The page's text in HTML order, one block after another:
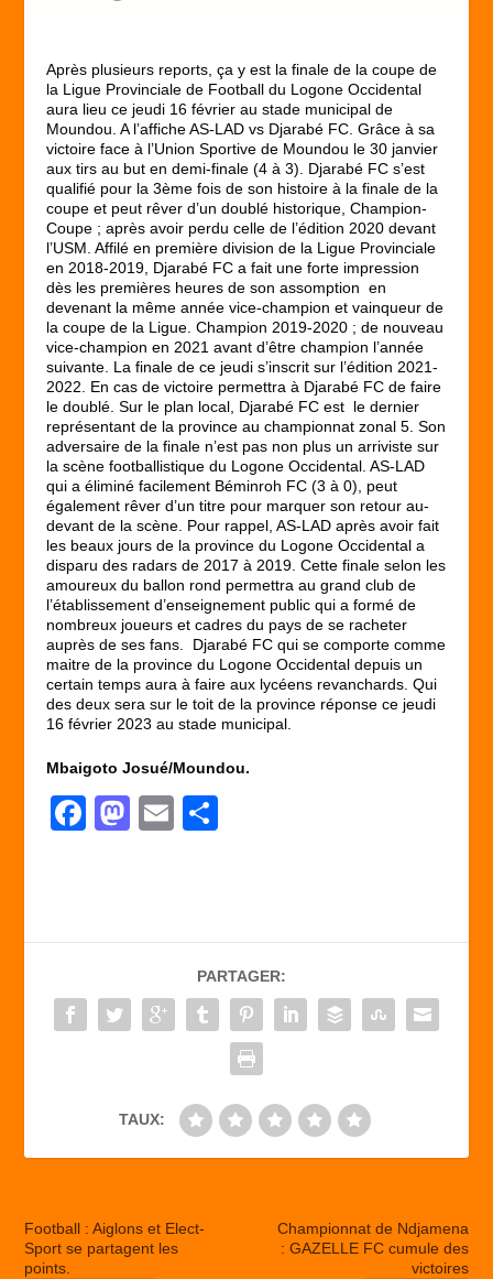
Après plusieurs reports, ça y est la finale de la coupe de
la Ligue Provinciale de Football du Logone Occidental
aura lieu ce jeudi 16 février au stade municipal de
Moundou. A l’affiche AS-LAD vs Djarabé FC. Grâce à sa
victoire face à l’Union Sportive de Moundou le 30 janvier
aux tirs au but en demi-finale (4 à 3). Djarabé FC s’est
qualifié pour la 3ème fois de son histoire à la finale de la
coupe et peut rêver d’un doublé historique, Champion-
Coupe ; après avoir perdu celle de l’édition 2020 devant
l’USM. Affilé en première division de la Ligue Provinciale
en 2018-2019, Djarabé FC a fait une forte impression
dès les premières heures de son assomption en
devenant la même année vice-champion et vainqueur de
la coupe de la Ligue. Champion 2019-2020 ; de nouveau
vice-champion en 2021 avant d’être champion l’année
suivante. La finale de ce jeudi s’inscrit sur l’édition 2021-
2022. En cas de victoire permettra à Djarabé FC de faire
le doublé. Sur le plan local, Djarabé FC est le dernier
représentant de la province au championnat zonal 5. Son
adversaire de la finale n’est pas non plus un arriviste sur
la scène footballistique du Logone Occidental. AS-LAD
qui a éliminé facilement Béminroh FC (3 à 0), peut
également rêver d’un titre pour marquer son retour au-
devant de la scène. Pour rappel, AS-LAD après avoir fait
les beaux jours de la province du Logone Occidental a
disparu des radars de 2017 à 2019. Cette finale selon les
amoureux du ballon rond permettra au grand club de
l’établissement d’enseignement public qui a formé de
nombreux joueurs et cadres du pays de se racheter
auprès de ses fans. Djarabé FC qui se comporte comme
maitre de la province du Logone Occidental depuis un
certain temps aura à faire aux lycéens revanchards. Qui
des deux sera sur le toit de la province réponse ce jeudi
16 février 2023 au stade municipal.
Mbaigoto Josué/Moundou.
F
b
o
o
M
d
o
n
E
er
PARTAGER:
TAUX:
Football : Aiglons et Elect-
Sport se partagent les
points.
Championnat de Ndjamena
: GAZELLE FC cumule des
victoires